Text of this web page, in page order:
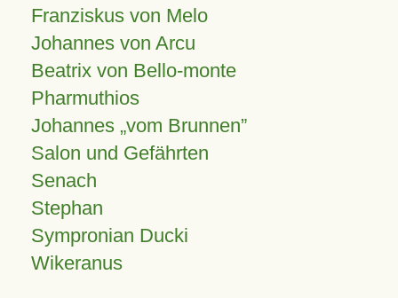
Franziskus von Melo
Johannes von Arcu
Beatrix von Bello-monte
Pharmuthios
Johannes vom Brunnen
Salon und Gefährten
Senach
Stephan
Sympronian Ducki
Wikeranus